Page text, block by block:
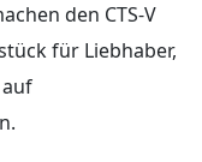
den CTS-V
für Liebhaber,